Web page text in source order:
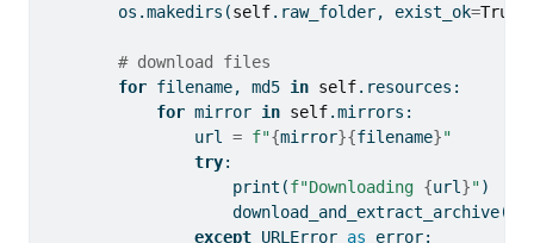
        os.makedirs(
self.raw_folder, exist_ok=True
# download files
for filename, md5 in self.resources:
for mirror in self.mirrors:
                url
= f"{mirror}{filename}"
try:
print (f"Downloading {url }")
except URLError as error: